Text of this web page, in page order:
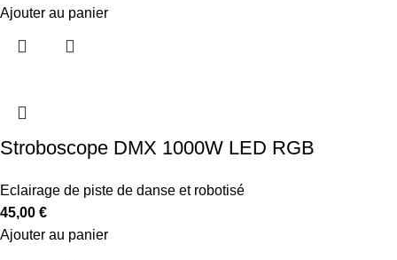
Ajouter au panier
Stroboscope DMX 1000W LED RGB
Eclairage de piste de danse et robotisé
45,00 €
Ajouter au panier